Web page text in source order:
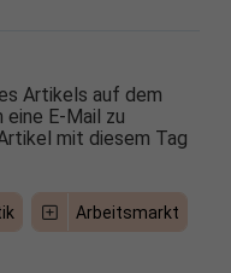
Artikels auf dem
eine E-Mail zu
mit diesem Tag
Arbeitsmarkt